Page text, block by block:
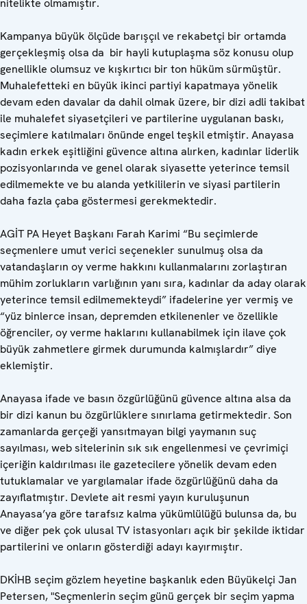
Kampanya büyük ölçüde barışçıl ve rekabetçi bir ortamda
gerçekleşmiş olsa da bir hayli kutuplaşma söz konusu olup
genellikle olumsuz ve kışkırtıcı bir ton hüküm sürmüştür.
Muhalefetteki en büyük ikinci partiyi kapatmaya yönelik
devam eden davalar da dahil olmak üzere, bir dizi adli takibat
ile muhalefet siyasetçileri ve partilerine uygulanan baskı,
seçimlere katılmaları önünde engel teşkil etmiştir. Anayasa
kadın erkek eşitliğini güvence altına alırken, kadınlar liderlik
pozisyonlarında ve genel olarak siyasette yeterince temsil
edilmemekte ve bu alanda yetkililerin ve siyasi partilerin
daha fazla çaba göstermesi gerekmektedir.
AGİT PA Heyet Başkanı Farah Karimi “Bu seçimlerde
seçmenlere umut verici seçenekler sunulmuş olsa da
vatandaşların oy verme hakkını kullanmalarını zorlaştıran
mühim zorlukların varlığının yanı sıra, kadınlar da aday olarak
yeterince temsil edilmemekteydi” ifadelerine yer vermiş ve
“yüz binlerce insan, depremden etkilenenler ve özellikle
öğrenciler, oy verme haklarını kullanabilmek için ilave çok
büyük zahmetlere girmek durumunda kalmışlardır” diye
eklemiştir.
Anayasa ifade ve basın özgürlüğünü güvence altına alsa da
bir dizi kanun bu özgürlüklere sınırlama getirmektedir. Son
zamanlarda gerçeği yansıtmayan bilgi yaymanın suç
sayılması, web sitelerinin sık sık engellenmesi ve çevrimiçi
içeriğin kaldırılması ile gazetecilere yönelik devam eden
tutuklamalar ve yargılamalar ifade özgürlüğünü daha da
zayıflatmıştır. Devlete ait resmi yayın kuruluşunun
Anayasa’ya göre tarafsız kalma yükümlülüğü bulunsa da, bu
ve diğer pek çok ulusal TV istasyonları açık bir şekilde iktidar
partilerini ve onların gösterdiği adayı kayırmıştır.
DKİHB seçim gözlem heyetine başkanlık eden Büyükelçi Jan
Petersen, "Seçmenlerin seçim günü gerçek bir seçim yapma